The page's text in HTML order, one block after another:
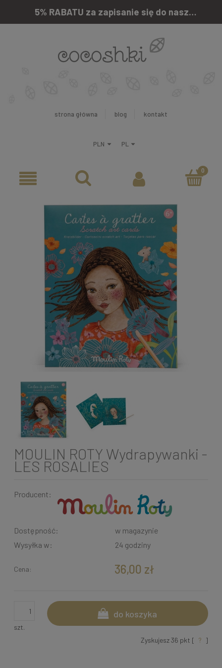
5% RABATU za zapisanie się do naszego newslettera
strona główna blog kontakt
MOULIN ROTY Wydrapywanki -
LES ROSALIES
Producent:
Dostępność:
w magazynie
Wysyłka w:
24 godziny
Cena: 36,00 zł
szt.
do koszyka
Zyskujesz36 pkt [ ? ]